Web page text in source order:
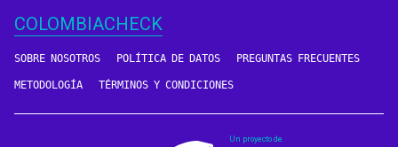
COLOMBIACHECK
SOBRE NOSOTROS POLÍTICA DE DATOS PREGUNTAS FRECUENTES
METODOLOGÍA TÉRMINOS Y CONDICIONES
Un proyecto de